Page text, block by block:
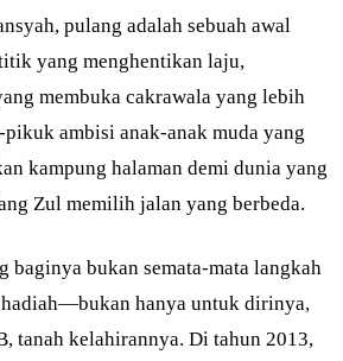
pulang adalah sebuah awal
yang menghentikan laju,
membuka cakrawala yang lebih
ambisi anak-anak muda yang
kampung halaman demi dunia yang
Zul memilih jalan yang berbeda.
baginya bukan semata-mata langkah
hanya untuk dirinya,
tanah kelahirannya. Di tahun 2013,